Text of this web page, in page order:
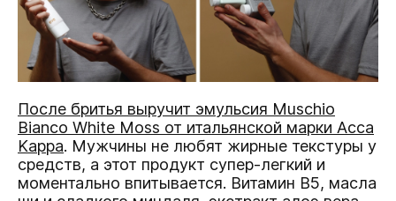
После бритья выручит эмульсия Muschio
Bianco White Moss от итальянской марки Acca
Kappa. Мужчины не любят жирные текстуры у
средств, а этот продукт супер-легкий и
моментально впитывается. Витамин B5, масла